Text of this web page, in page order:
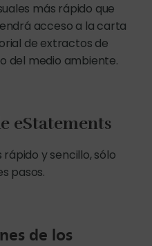
más rápido que
acceso a la carta
de extractos de
del medio ambiente.
eStatements
y sencillo, sólo
pasos.
de los